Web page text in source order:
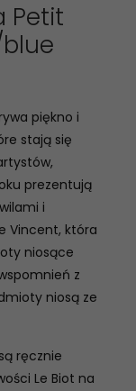
Petit
piękno i
stają się
prezentują
i
Vincent, która
niosące
z
niosą ze
ręcznie
Le Biot na